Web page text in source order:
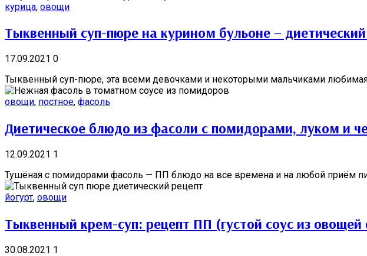
курица, овощи
Тыквенный суп-пюре на курином бульоне –
17.09.2021 0
Тыквенный суп-пюре, эта всеми девочками и некоторыми мальчиками
овощи, постное, фасоль
Диетическое блюдо из фасоли с помидорами, луком и
12.09.2021 1
Тушёная с помидорами фасоль — ПП блюдо на все времена и на любой приём
йогурт, овощи
Тыквенный крем-суп: рецепт ПП (густой соус из овощей
30.08.2021 1